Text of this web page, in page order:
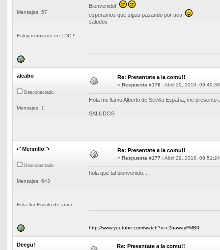
Mensajes: 57
Estoy renovado en LDC!!!
Bienvenido!
esperamos que sigas pasando por aca
saludos
alcabo
Desconectado
Mensajes: 1
Re: Presentate a la comu!!
« Respuesta #176 :Abril 29, 2010,
Hola me llamo Alberto de Sevilla España, me
SALUDOS
•° Merinillo °•
Desconectado
Mensajes: 643
Esta flor Escrito de amor
Re: Presentate a la comu!!
« Respuesta #177 :Abril 29, 2010,
hola que tal bienvenido....
http://www.youtube.com/watch?v=c2nawayFMB0
Deegu! Re: Presentate a la comu!!